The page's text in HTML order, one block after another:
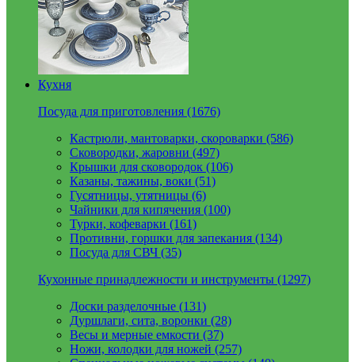
Кухня
Посуда для приготовления (1676)
Кастрюли, мантоварки, скороварки (586)
Сковородки, жаровни (497)
Крышки для сковородок (106)
Казаны, тажины, воки (51)
Гусятницы, утятницы (6)
Чайники для кипячения (100)
Турки, кофеварки (161)
Противни, горшки для запекания (134)
Посуда для СВЧ (35)
Кухонные принадлежности и инструменты (1297)
Доски разделочные (131)
Дуршлаги, сита, воронки (28)
Весы и мерные емкости (37)
Ножи, колодки для ножей (257)